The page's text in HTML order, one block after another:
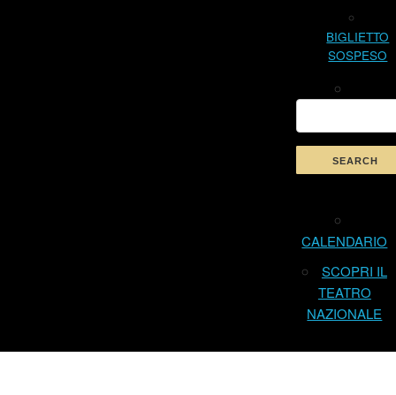
BIGLIETTO
SOSPESO
CALENDARIO
SCOPRI IL
TEATRO
NAZIONALE